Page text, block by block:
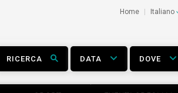
Home Italiano
RICERCA DATA DOVE